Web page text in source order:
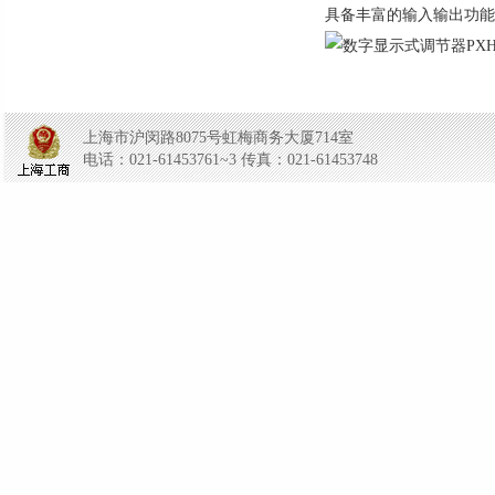
具备丰富的输入输出功
上海市沪闵路8075号虹梅商务大厦714室
电话：021-61453761~3 传真：021-61453748